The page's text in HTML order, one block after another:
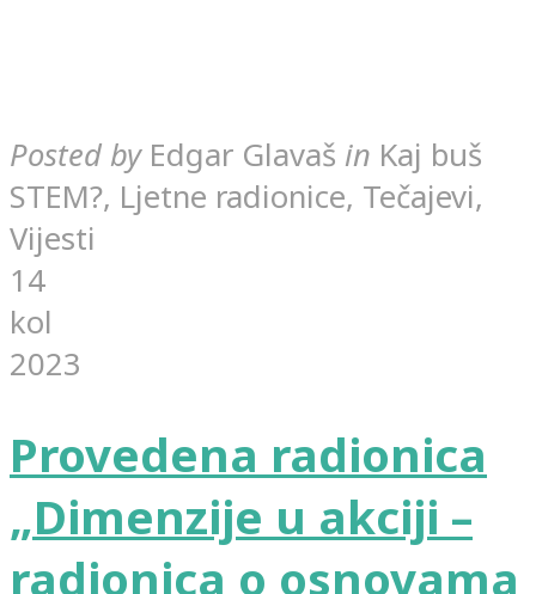
Posted by Edgar Glavaš in Kaj buš
STEM?, Ljetne radionice, Tečajevi,
Vijesti
14
kol
2023
Provedena radionica
„Dimenzije u akciji –
radionica o osnovama